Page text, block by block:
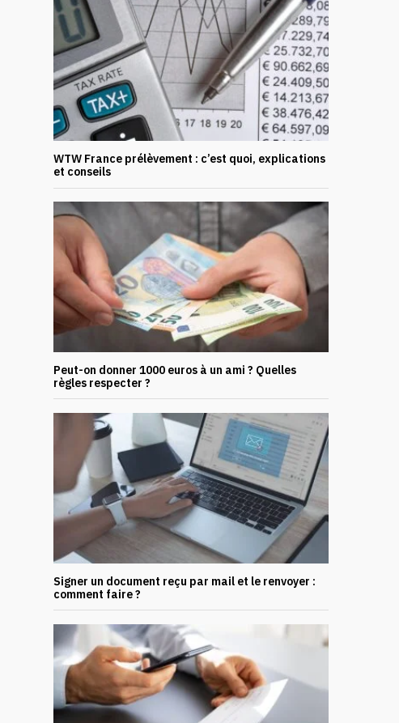
WTW France prélèvement : c’est quoi, explications
et conseils
Peut-on donner 1000 euros à un ami ? Quelles
règles respecter ?
Signer un document reçu par mail et le renvoyer :
comment faire ?